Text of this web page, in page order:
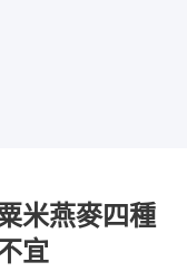
米燕麥四種
宜